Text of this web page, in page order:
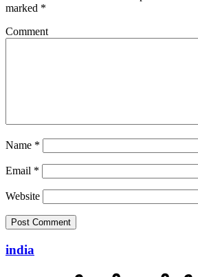
Website
india
‘വോട്ടര്‍പട്ടികയില്‍
എങ്ങെനെ